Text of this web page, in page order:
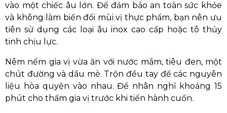
vào một chiếc âu lớn. Để đảm bảo an toàn sức khỏe
và không làm biến đổi mùi vị thực phẩm, bạn nên ưu
tiên sử dụng các loại âu inox cao cấp hoặc tô thủy
tinh chịu lực.
Nêm nếm gia vị vừa ăn với nước mắm, tiêu đen, một
chút đường và dầu mè. Trộn đều tay để các nguyên
liệu hòa quyện vào nhau. Để nhân nghỉ khoảng 15
phút cho thấm gia vị trước khi tiến hành cuốn.